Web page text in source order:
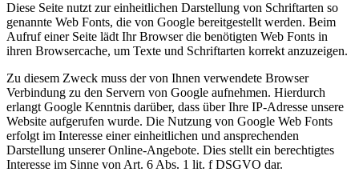
Diese Seite nutzt zur einheitlichen Darstellung von Schriftarten so
genannte Web Fonts, die von Google bereitgestellt werden. Beim
Aufruf einer Seite lädt Ihr Browser die benötigten Web Fonts in
ihren Browsercache, um Texte und Schriftarten korrekt anzuzeigen.
Zu diesem Zweck muss der von Ihnen verwendete Browser
Verbindung zu den Servern von Google aufnehmen. Hierdurch
erlangt Google Kenntnis darüber, dass über Ihre IP-Adresse unsere
Website aufgerufen wurde. Die Nutzung von Google Web Fonts
erfolgt im Interesse einer einheitlichen und ansprechenden
Darstellung unserer Online-Angebote. Dies stellt ein berechtigtes
Interesse im Sinne von Art. 6 Abs. 1 lit. f DSGVO dar.